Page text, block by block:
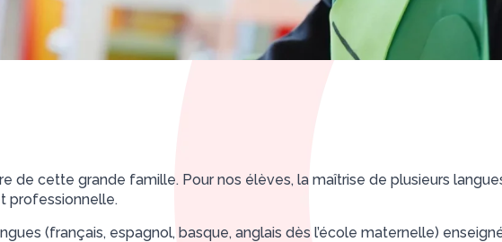
cette grande famille. Pour nos élèves, la maîtrise de plusieurs
professionnelle.
(français, espagnol, basque, anglais dès l’école maternelle)